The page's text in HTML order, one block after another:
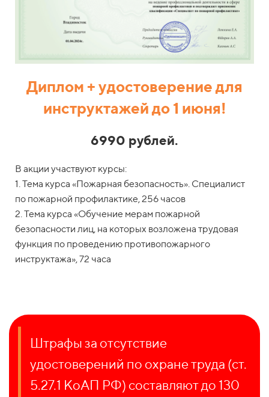
Диплом + удостоверение для
инструктажей до 1 июня!
6990 рублей.
В акции участвуют курсы:
1. Тема курса «Пожарная безопасность». Специалист
по пожарной профилактике, 256 часов
2. Тема курса «Обучение мерам пожарной
безопасности лиц, на которых возложена трудовая
функция по проведению противопожарного
инструктажа», 72 часа
Штрафы за отсутствие
удостоверений по охране труда (ст.
5.27.1 КоАП РФ) составляют до 130